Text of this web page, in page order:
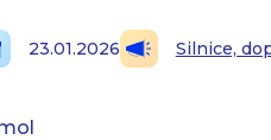
23.01.2026 Silnice,